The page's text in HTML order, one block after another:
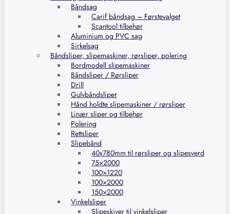
Båndsag
Carif båndsag – Førstevalget
Scantool tilbehør
Aluminium og PVC sag
Sirkelsag
Båndsliper, slipemaskiner, rørsliper, polering
Bordmodell slipemaskiner
Båndsliper / Rørsliper
Drill
Gulvbåndsliper
Hånd holdte slipemaskiner / rørsliper
Linær sliper og tilbehør
Polering
Rettsliper
Slipebånd
40x780mm til rørsliper og slipesverd
75×2000
100×1220
100×2000
150×2000
Vinkelsliper
Slipeskiver til vinkelsliper